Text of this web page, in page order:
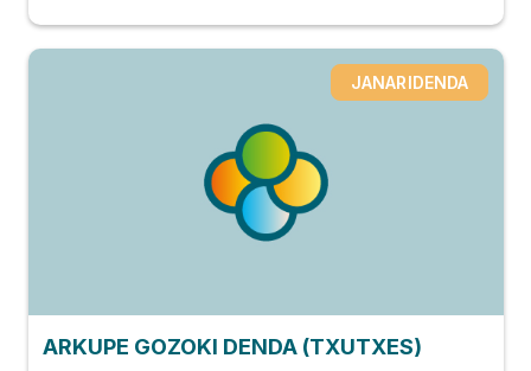
JANARIDENDA
ARKUPE GOZOKI DENDA (TXUTXES)